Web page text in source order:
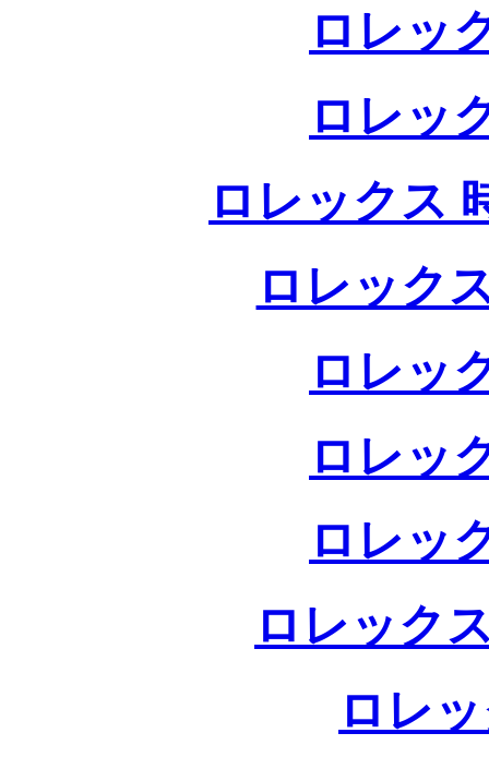
ロレッ
ロレッ
ロレックス
ロレック
ロレッ
ロレッ
ロレッ
ロレック
ロレ